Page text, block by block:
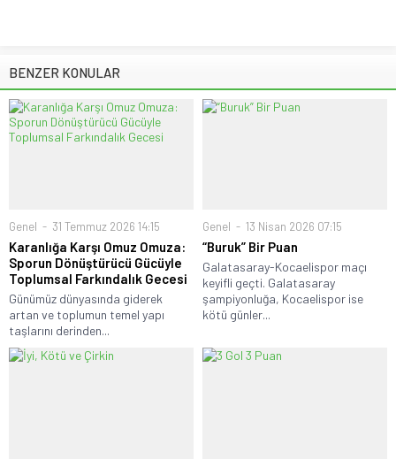
BENZER KONULAR
Genel 31 Temmuz 2026 14:15
Karanlığa Karşı Omuz Omuza:
Sporun Dönüştürücü Gücüyle
Toplumsal Farkındalık Gecesi
Günümüz dünyasında giderek
artan ve toplumun temel yapı
taşlarını derinden...
Genel 13 Nisan 2026 07:15
“Buruk” Bir Puan
Galatasaray-Kocaelispor maçı
keyifli geçti. Galatasaray
şampiyonluğa, Kocaelispor ise
kötü günler...